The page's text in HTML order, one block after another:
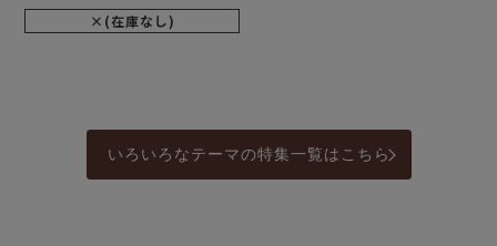
×(在庫なし)
いろいろなテーマの特集一覧はこちら